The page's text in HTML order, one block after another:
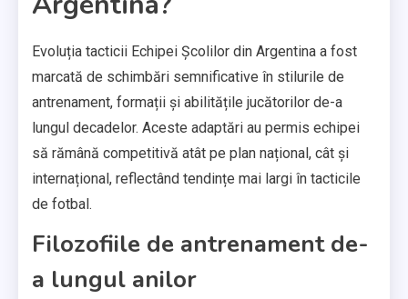
Evoluția tacticii Echipei Școlilor din Argentina a fost
marcată de schimbări semnificative în stilurile de
antrenament, formații și abilitățile jucătorilor de-a
lungul decadelor. Aceste adaptări au permis echipei
să rămână competitivă atât pe plan național, cât și
internațional, reflectând tendințe mai largi în tacticile
de fotbal.
Filozofiile de antrenament de-
a lungul anilor